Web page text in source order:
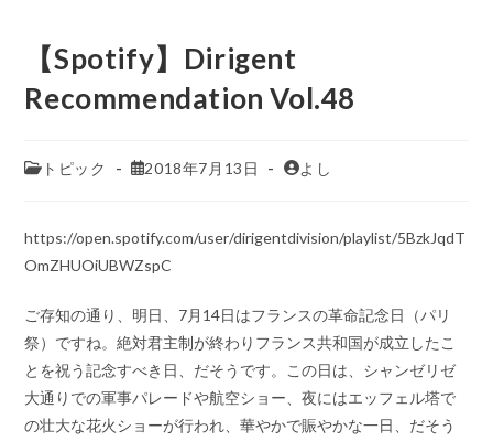
【Spotify】Dirigent
Recommendation Vol.48
トピック 2018年7月13日 よし
https://open.spotify.com/user/dirigentdivision/playlist/5BzkJqdT
OmZHUOiUBWZspC
ご存知の通り、明日、7月14日はフランスの革命記念日（パリ
祭）ですね。絶対君主制が終わりフランス共和国が成立したこ
とを祝う記念すべき日、だそうです。この日は、シャンゼリゼ
大通りでの軍事パレードや航空ショー、夜にはエッフェル塔で
の壮大な花火ショーが行われ、華やかで賑やかな一日、だそう